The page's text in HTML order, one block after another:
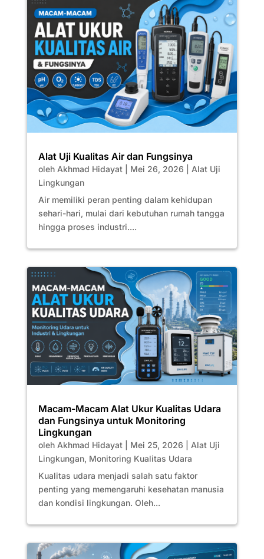
Alat Uji Kualitas Air dan Fungsinya
oleh Akhmad Hidayat| Mei 26, 2026
Alat Uji
Lingkungan
Air memiliki peran penting dalam kehidupan
sehari-hari, mulai dari kebutuhan rumah tangga
hingga proses industri....
Macam-Macam Alat Ukur Kualitas Udara
dan Fungsinya untuk Monitoring
Lingkungan
oleh Akhmad Hidayat| Mei 25, 2026
Alat Uji
Lingkungan, Monitoring Kualitas Udara
Kualitas udara menjadi salah satu faktor
penting yang memengaruhi kesehatan manusia
dan kondisi lingkungan. Oleh...